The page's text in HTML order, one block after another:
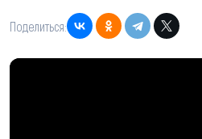
Поделиться: